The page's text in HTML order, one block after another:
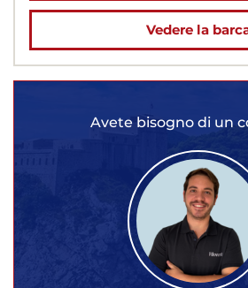
Vedere la
Avete bisogno di un